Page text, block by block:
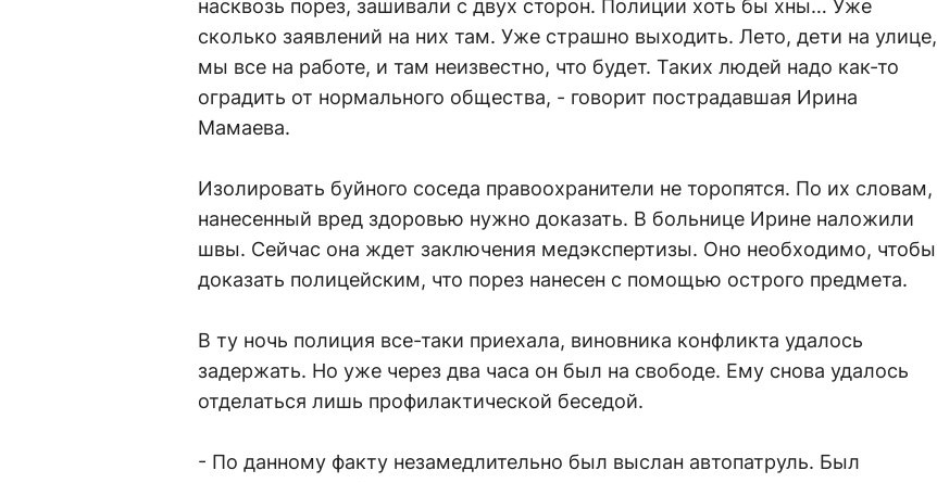
насквозь порез, зашивали с двух сторон. Полиции хоть бы хны… Уже
сколько заявлений на них там. Уже страшно выходить. Лето, дети на улице,
мы все на работе, и там неизвестно, что будет. Таких людей надо как-то
оградить от нормального общества, - говорит пострадавшая Ирина
Мамаева.
Изолировать буйного соседа правоохранители не торопятся. По их словам,
нанесенный вред здоровью нужно доказать. В больнице Ирине наложили
швы. Сейчас она ждет заключения медэкспертизы. Оно необходимо, чтобы
доказать полицейским, что порез нанесен с помощью острого предмета.
В ту ночь полиция все-таки приехала, виновника конфликта удалось
задержать. Но уже через два часа он был на свободе. Ему снова удалось
отделаться лишь профилактической беседой.
- По данному факту незамедлительно был выслан автопатруль. Был